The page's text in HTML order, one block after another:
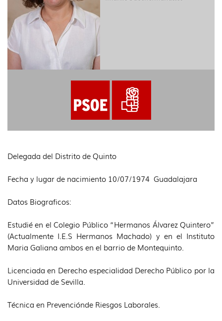
idioma
Delegada del Distrito de Quinto
Fecha y lugar de nacimiento 10/07/1974 Guadalajara
Datos Biograficos:
Estudié en el Colegio Público “Hermanos Álvarez Quintero”
(Actualmente I.E.S Hermanos Machado) y en el Instituto
Maria Galiana ambos en el barrio de Montequinto.
Licenciada en Derecho especialidad Derecho Público por la
Universidad de Sevilla.
Técnica en Prevenciónde Riesgos Laborales.